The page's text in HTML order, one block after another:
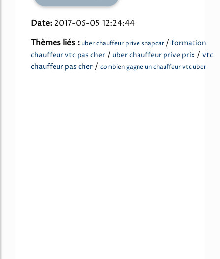
Date: 2017-06-05 12:24:44
Thèmes liés : uber chauffeur prive snapcar / formation
chauffeur vtc pas cher / uber chauffeur prive prix / vtc
chauffeur pas cher / combien gagne un chauffeur vtc uber